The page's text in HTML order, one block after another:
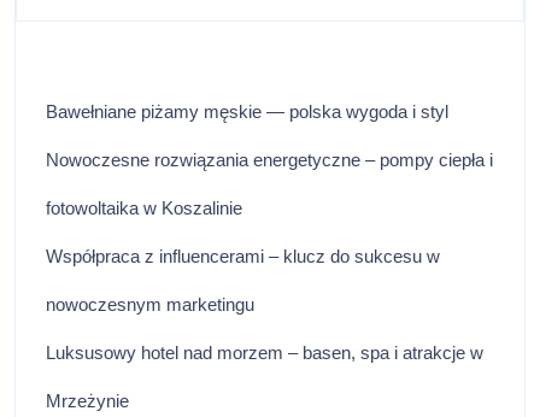
Bawełniane piżamy męskie — polska wygoda i styl
Nowoczesne rozwiązania energetyczne – pompy ciepła i
fotowoltaika w Koszalinie
Współpraca z influencerami – klucz do sukcesu w
nowoczesnym marketingu
Luksusowy hotel nad morzem – basen, spa i atrakcje w
Mrzeżynie